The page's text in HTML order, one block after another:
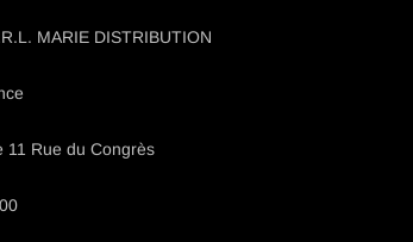
MARIE DISTRIBUTION
11 Rue du Congrès